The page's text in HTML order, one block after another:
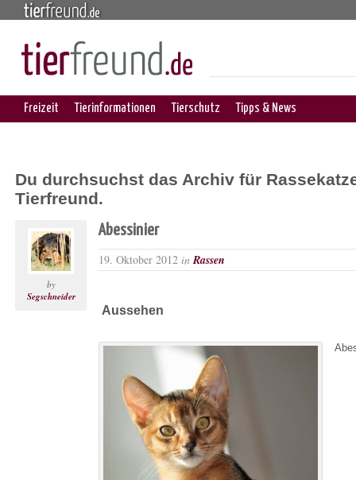
Freizeit Tierinformationen Tierschutz Tipps & News
Du durchsuchst das Archiv für
Tierfreund.
by
Segschneider
Abessinier
19. Oktober 2012 in Rassen
Aussehen